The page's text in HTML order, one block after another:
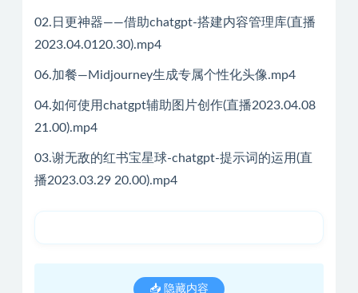
02.日更神器——借助chatgpt-搭建内容管理库(直播
2023.04.0120.30).mp4
06.加餐—Midjourney生成专属个性化头像.mp4
04.如何使用chatgpt辅助图片创作(直播2023.04.08
21.00).mp4
03.谢无敌的红书宝星球-chatgpt-提示词的运用(直
播2023.03.29 20.00).mp4
📥 隐藏内容